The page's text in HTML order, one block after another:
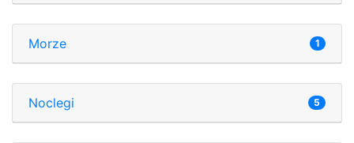
Morze 1
Noclegi 5